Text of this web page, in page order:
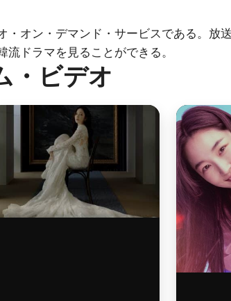
・オン・デマンド・サービスである。放
ドラマを見ることができる。
・ビデオ